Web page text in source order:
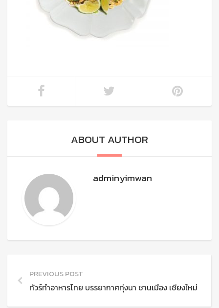
ABOUT AUTHOR
adminyimwan
PREVIOUS POST
ทัวร์ทำอาหารไทย บรรยากาศทุ่งนา ชานเมือง เชียงใหม่